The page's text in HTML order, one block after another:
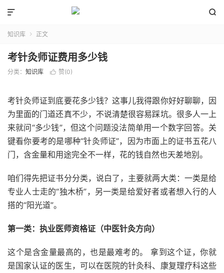


知识库  正文
考针灸师证费用多少钱
分类： 知识库  赞(0)
考针灸师证到底要花多少钱？这事儿我得跟你好好聊聊，因
为里面的门道还真不少，不说清楚很容易踩坑。很多人一上
来就问“多少钱”，但这个问题没法简单用一个数字回答。关
键看你要考的是哪种“针灸师证”，因为市面上的证书五花八
门，含金量和用途完全不一样，花的钱自然也天差地别。
咱们得先把证书分分类，说白了，主要就两大类：一类是给
专业人士走的“独木桥”，另一类是给爱好者或者想入行的人
搭的“阳光道”。
第一类：执业医师资格证（中医针灸方向）
这个是含金量最高的，也是最难考的。 拿到这个证，你就
是国家认证的医生，可以在医院的针灸科、康复理疗科这些